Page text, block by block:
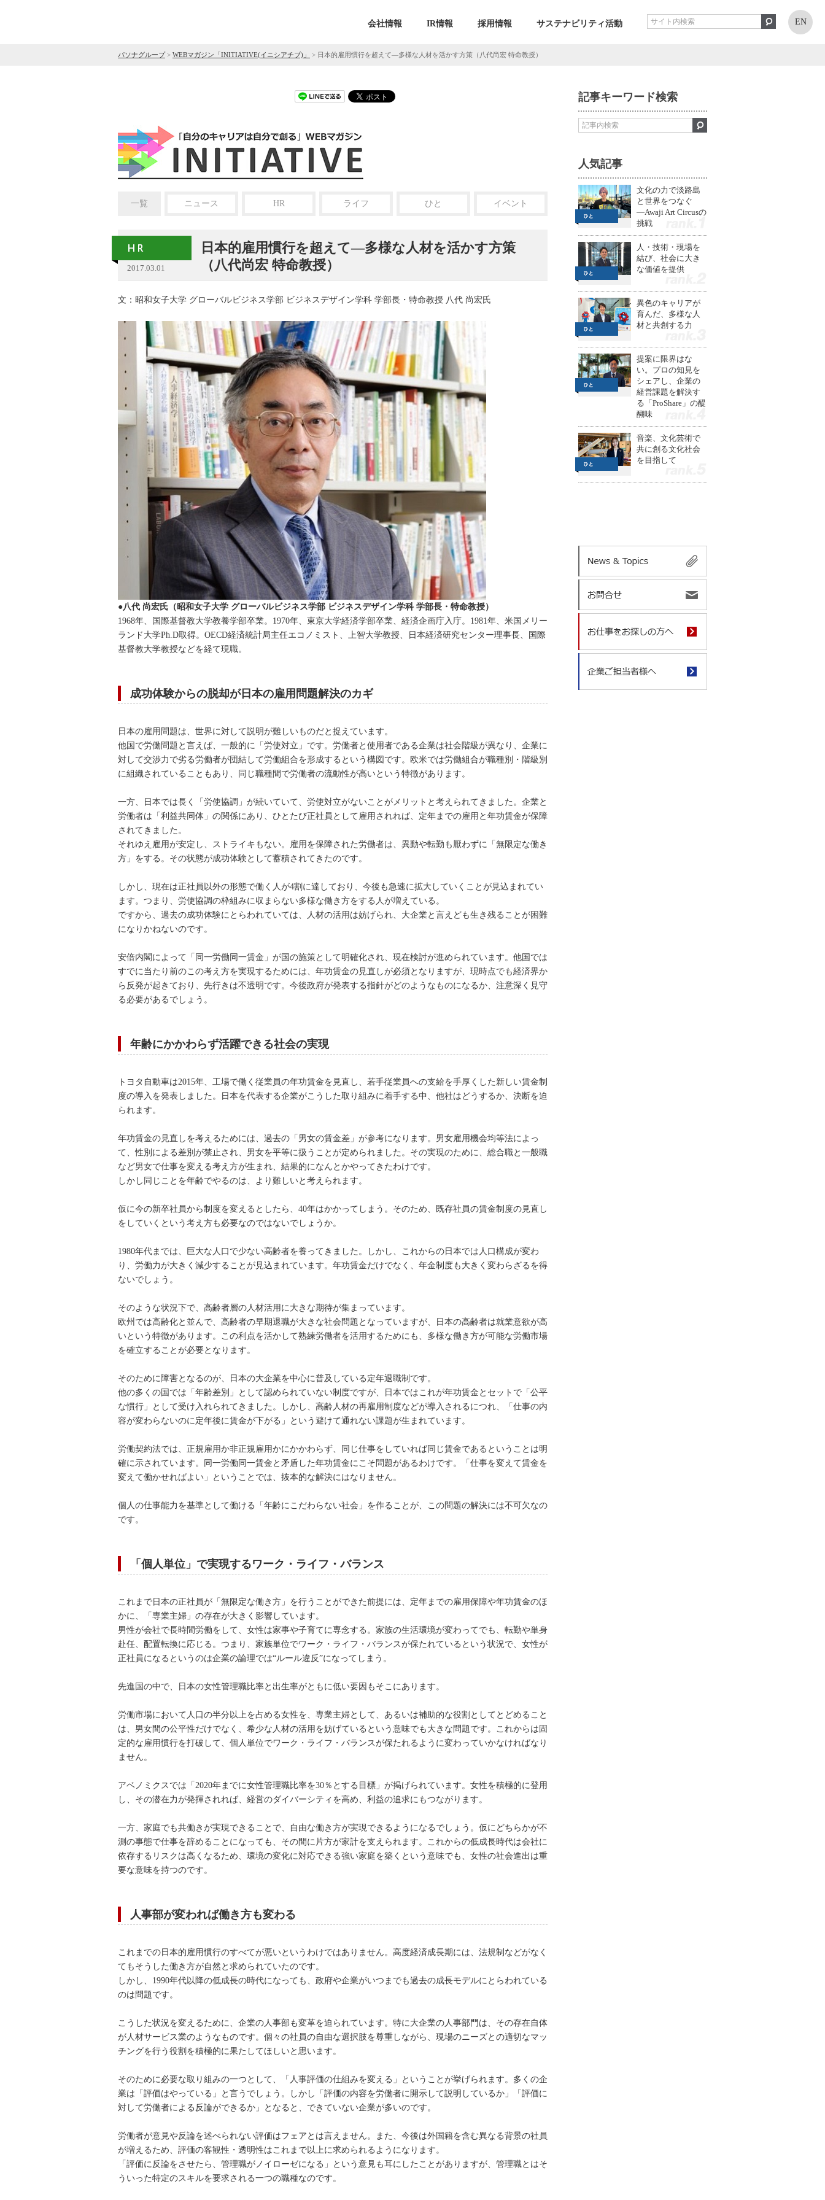
会社情報 IR情報 採用情報 サステナビリティ活動 EN
パソナグループ> WEBマガジン「INITIATIVE(イニシアチブ)」 > 日本的雇用慣行を超えて―多様な人材を活かす方策（八代尚宏 特命教授）
一覧 ニュース HR ライフ ひと イベント
2017.03.01
日本的雇用慣行を超えて―多様な人材を活かす方策
（八代尚宏 特命教授）
文：昭和女子大学 グローバルビジネス学部 ビジネスデザイン学科 学部長・特命教授 八代 尚宏氏
●八代 尚宏氏（昭和女子大学 グローバルビジネス学部 ビジネスデザイン学科 学部長・特命教授）
1968年、国際基督教大学教養学部卒業。1970年、東京大学経済学部卒業、経済企画庁入庁。1981年、米国メリー
ランド大学Ph.D取得。OECD経済統計局主任エコノミスト、上智大学教授、日本経済研究センター理事長、国際
基督教大学教授などを経て現職。
成功体験からの脱却が日本の雇用問題解決のカギ
日本の雇用問題は、世界に対して説明が難しいものだと捉えています。
他国で労働問題と言えば、一般的に「労使対立」です。労働者と使用者である企業は社会階級が異なり、企業に
対して交渉力で劣る労働者が団結して労働組合を形成するという構図です。欧米では労働組合が職種別・階級別
に組織されていることもあり、同じ職種間で労働者の流動性が高いという特徴があります。
一方、日本では長く「労使協調」が続いていて、労使対立がないことがメリットと考えられてきました。企業と
労働者は「利益共同体」の関係にあり、ひとたび正社員として雇用されれば、定年までの雇用と年功賃金が保障
されてきました。
それゆえ雇用が安定し、ストライキもない。雇用を保障された労働者は、異動や転勤も厭わずに「無限定な働き
方」をする。その状態が成功体験として蓄積されてきたのです。
しかし、現在は正社員以外の形態で働く人が4割に達しており、今後も急速に拡大していくことが見込まれてい
ます。つまり、労使協調の枠組みに収まらない多様な働き方をする人が増えている。
ですから、過去の成功体験にとらわれていては、人材の活用は妨げられ、大企業と言えども生き残ることが困難
になりかねないのです。
安倍内閣によって「同一労働同一賃金」が国の施策として明確化され、現在検討が進められています。他国では
すでに当たり前のこの考え方を実現するためには、年功賃金の見直しが必須となりますが、現時点でも経済界か
ら反発が起きており、先行きは不透明です。今後政府が発表する指針がどのようなものになるか、注意深く見守
る必要があるでしょう。
年齢にかかわらず活躍できる社会の実現
トヨタ自動車は2015年、工場で働く従業員の年功賃金を見直し、若手従業員への支給を手厚くした新しい賃金制
度の導入を発表しました。日本を代表する企業がこうした取り組みに着手する中、他社はどうするか、決断を迫
られます。
年功賃金の見直しを考えるためには、過去の「男女の賃金差」が参考になります。男女雇用機会均等法によっ
て、性別による差別が禁止され、男女を平等に扱うことが定められました。その実現のために、総合職と一般職
など男女で仕事を変える考え方が生まれ、結果的になんとかやってきたわけです。
しかし同じことを年齢でやるのは、より難しいと考えられます。
仮に今の新卒社員から制度を変えるとしたら、40年はかかってしまう。そのため、既存社員の賃金制度の見直し
をしていくという考え方も必要なのではないでしょうか。
1980年代までは、巨大な人口で少ない高齢者を養ってきました。しかし、これからの日本では人口構成が変わ
り、労働力が大きく減少することが見込まれています。年功賃金だけでなく、年金制度も大きく変わらざるを得
ないでしょう。
そのような状況下で、高齢者層の人材活用に大きな期待が集まっています。
欧州では高齢化と並んで、高齢者の早期退職が大きな社会問題となっていますが、日本の高齢者は就業意欲が高
いという特徴があります。この利点を活かして熟練労働者を活用するためにも、多様な働き方が可能な労働市場
を確立することが必要となります。
そのために障害となるのが、日本の大企業を中心に普及している定年退職制です。
他の多くの国では「年齢差別」として認められていない制度ですが、日本ではこれが年功賃金とセットで「公平
な慣行」として受け入れられてきました。しかし、高齢人材の再雇用制度などが導入されるにつれ、「仕事の内
容が変わらないのに定年後に賃金が下がる」という避けて通れない課題が生まれています。
労働契約法では、正規雇用か非正規雇用かにかかわらず、同じ仕事をしていれば同じ賃金であるということは明
確に示されています。同一労働同一賃金と矛盾した年功賃金にこそ問題があるわけです。「仕事を変えて賃金を
変えて働かせればよい」ということでは、抜本的な解決にはなりません。
個人の仕事能力を基準として働ける「年齢にこだわらない社会」を作ることが、この問題の解決には不可欠なの
です。
「個人単位」で実現するワーク・ライフ・バランス
これまで日本の正社員が「無限定な働き方」を行うことができた前提には、定年までの雇用保障や年功賃金のほ
かに、「専業主婦」の存在が大きく影響しています。
男性が会社で長時間労働をして、女性は家事や子育てに専念する。家族の生活環境が変わってでも、転勤や単身
赴任、配置転換に応じる。つまり、家族単位でワーク・ライフ・バランスが保たれているという状況で、女性が
正社員になるというのは企業の論理では“ルール違反”になってしまう。
先進国の中で、日本の女性管理職比率と出生率がともに低い要因もそこにあります。
労働市場において人口の半分以上を占める女性を、専業主婦として、あるいは補助的な役割としてとどめること
は、男女間の公平性だけでなく、希少な人材の活用を妨げているという意味でも大きな問題です。これからは固
定的な雇用慣行を打破して、個人単位でワーク・ライフ・バランスが保たれるように変わっていかなければなり
ません。
アベノミクスでは「2020年までに女性管理職比率を30％とする目標」が掲げられています。女性を積極的に登用
し、その潜在力が発揮されれば、経営のダイバーシティを高め、利益の追求にもつながります。
一方、家庭でも共働きが実現できることで、自由な働き方が実現できるようになるでしょう。仮にどちらかが不
測の事態で仕事を辞めることになっても、その間に片方が家計を支えられます。これからの低成長時代は会社に
依存するリスクは高くなるため、環境の変化に対応できる強い家庭を築くという意味でも、女性の社会進出は重
要な意味を持つのです。
人事部が変われば働き方も変わる
これまでの日本的雇用慣行のすべてが悪いというわけではありません。高度経済成長期には、法規制などがなく
てもそうした働き方が自然と求められていたのです。
しかし、1990年代以降の低成長の時代になっても、政府や企業がいつまでも過去の成長モデルにとらわれている
のは問題です。
こうした状況を変えるために、企業の人事部も変革を迫られています。特に大企業の人事部門は、その存在自体
が人材サービス業のようなものです。個々の社員の自由な選択肢を尊重しながら、現場のニーズとの適切なマッ
チングを行う役割を積極的に果たしてほしいと思います。
そのために必要な取り組みの一つとして、「人事評価の仕組みを変える」ということが挙げられます。多くの企
業は「評価はやっている」と言うでしょう。しかし「評価の内容を労働者に開示して説明しているか」「評価に
対して労働者による反論ができるか」となると、できていない企業が多いのです。
労働者が意見や反論を述べられない評価はフェアとは言えません。また、今後は外国籍を含む異なる背景の社員
が増えるため、評価の客観性・透明性はこれまで以上に求められるようになります。
「評価に反論をさせたら、管理職がノイローゼになる」という意見も耳にしたことがありますが、管理職とはそ
ういった特定のスキルを要求される一つの職種なのです。
記事キーワード検索
人気記事
文化の力で淡路島
と世界をつなぐ
—Awaji Art Circusの
挑戦
人・技術・現場を
結び、社会に大き
な価値を提供
異色のキャリアが
育んだ、多様な人
材と共創する力
提案に限界はな
い。プロの知見を
シェアし、企業の
経営課題を解決す
る「ProShare」の醍
醐味
音楽、文化芸術で
共に創る文化社会
を目指して